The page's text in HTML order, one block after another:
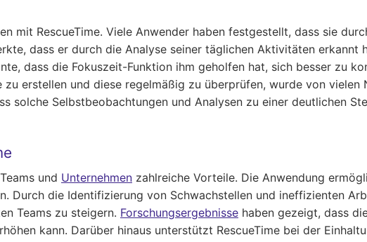
mit RescueTime. Viele Anwender haben festgestellt, dass sie
dass er durch die Analyse seiner täglichen Aktivitäten
dass die Fokuszeit-Funktion ihm geholfen hat, sich besser zu
erstellen und diese regelmäßig zu überprüfen, wurde von vielen
solche Selbstbeobachtungen und Analysen zu einer deutlichen
und Unternehmen zahlreiche Vorteile. Die Anwendung
Durch die Identifizierung von Schwachstellen und ineffizienten
Teams zu steigern. Forschungsergebnisse haben gezeigt, dass
kann. Darüber hinaus unterstützt RescueTime bei der